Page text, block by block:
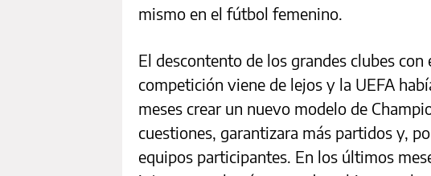
mismo en el fútbol femenino.
El descontento de los grandes clubes
competición viene de lejos y la UEFA
meses crear un nuevo modelo de
cuestiones, garantizara más partidos y,
equipos participantes. En los últimos